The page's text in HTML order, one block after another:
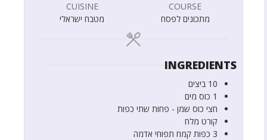
COURSE
מתכונים לפסח
CUISINE
מטבח ישראלי
INGREDIENTS
10 ביצים
1 כוס מים
חצי כוס שמן - פחות שתי כפות
קורט מלח
3 כפות קמח תפוחי אדמה